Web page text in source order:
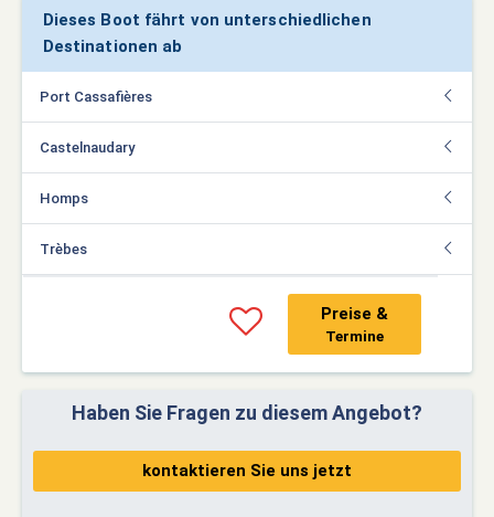
Dieses Boot fährt von unterschiedlichen
Destinationen ab
Port Cassafières
Castelnaudary
Homps
Trèbes
Preise &
Termine
Haben Sie Fragen zu diesem Angebot?
kontaktieren Sie uns jetzt